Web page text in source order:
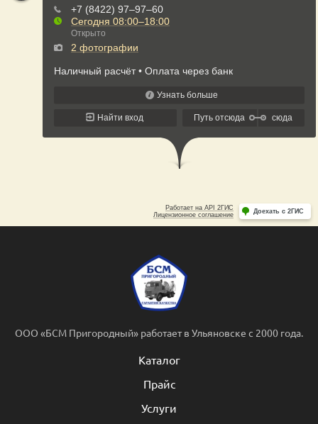
ООО «БСМ Пригородный» работает в Ульяновске с 2000 года.
Каталог
Прайс
Услуги